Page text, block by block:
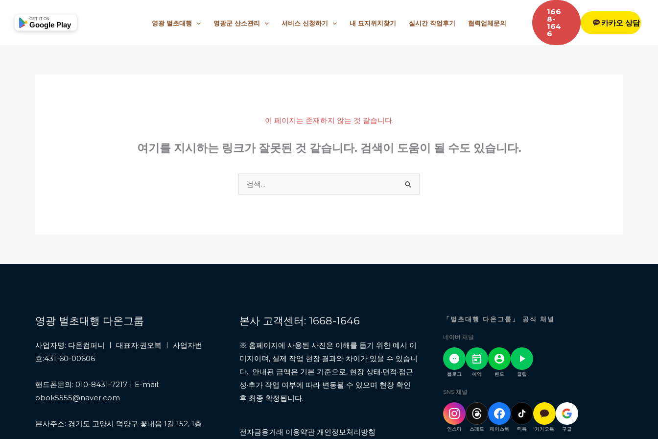
영광 벌초대행 영광군 산소관리 서비스 신청하기 내 묘지위치찾기 실시간 작업후기 협력업체문의
166
8-
164
6
카카오 상담
GET IT ON
Google Play
이 페이지는 존재하지 않는 것 같습니다.
여기를 지시하는 링크가 잘못된 것 같습니다. 검색이 도움이 될 수도 있습니다.
영광 벌초대행 다온그룹
사업자명: 다온컴퍼니 ㅣ 대표자:권오복 ㅣ 사업자번
호:431-60-00606
핸드폰문의: 010-8431-7217ㅣE-mail:
obok5555@naver.com
본사주소: 경기도 고양시 덕양구 꽃내음 1길 152, 1층
본사 고객센터: 1668-1646
※ 홈페이지에 사용된 사진은 이해를 돕기 위한 예시 이
미지이며, 실제 작업 현장·결과와 차이가 있을 수 있습니
다. 안내된 금액은 기본 기준으로, 현장 상태·면적·접근
성·추가 작업 여부에 따라 변동될 수 있으며 현장 확인
후 최종 확정됩니다.
전자금융거래 이용약관 개인정보처리방침
「벌초대행 다온그룹」 공식 채널
네이버 채널
블로그 예약 밴드 클립
SNS 채널
인스타 스레드 페이스북 틱톡 카카오톡 구글